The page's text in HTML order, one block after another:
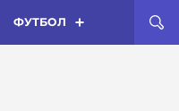
ФУТБОЛ